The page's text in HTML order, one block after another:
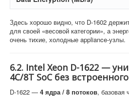
Здесь хорошо видно, что D-1602
для своей «весовой категории», а
очень тихие, холодные appliance-узлы.
6.2. Intel Xeon D-1622 —
4C/8T SoC без
D-1622 — 4 ядра / 8 потоков, базовая